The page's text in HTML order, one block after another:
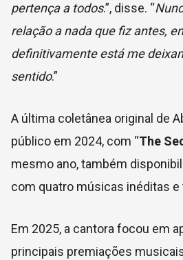
pertença a todos.”, disse. “
relação a nada que fiz antes,
definitivamente está me
sentido.”
A última coletânea original de
público em 2024, com “The
mesmo ano, também
com quatro músicas inéditas
Em 2025, a cantora focou em
principais premiações